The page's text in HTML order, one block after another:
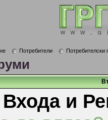
Потребители Потребителски
и